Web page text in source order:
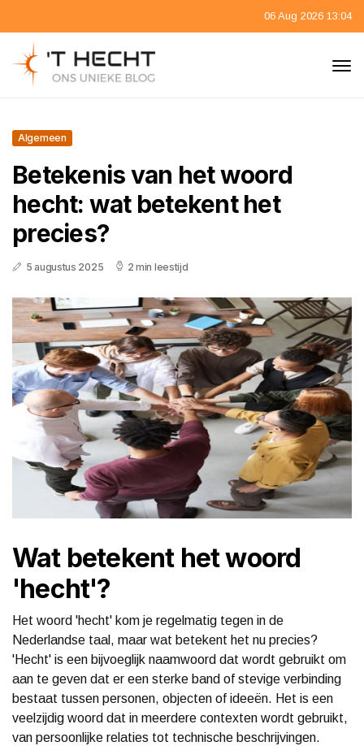
06 Aug 2026 13:04
Algemeen
Betekenis van het woord
hecht: wat betekent het
precies?
5 augustus 2025 2 min leestijd
Wat betekent het woord
'hecht'?
Het woord 'hecht' kom je regelmatig tegen in de
Nederlandse taal, maar wat betekent het nu precies?
'Hecht' is een bijvoeglijk naamwoord dat wordt gebruikt om
aan te geven dat er een sterke band of stevige verbinding
bestaat tussen personen, objecten of ideeën. Het is een
veelzijdig woord dat in meerdere contexten wordt gebruikt,
van persoonlijke relaties tot technische beschrijvingen.